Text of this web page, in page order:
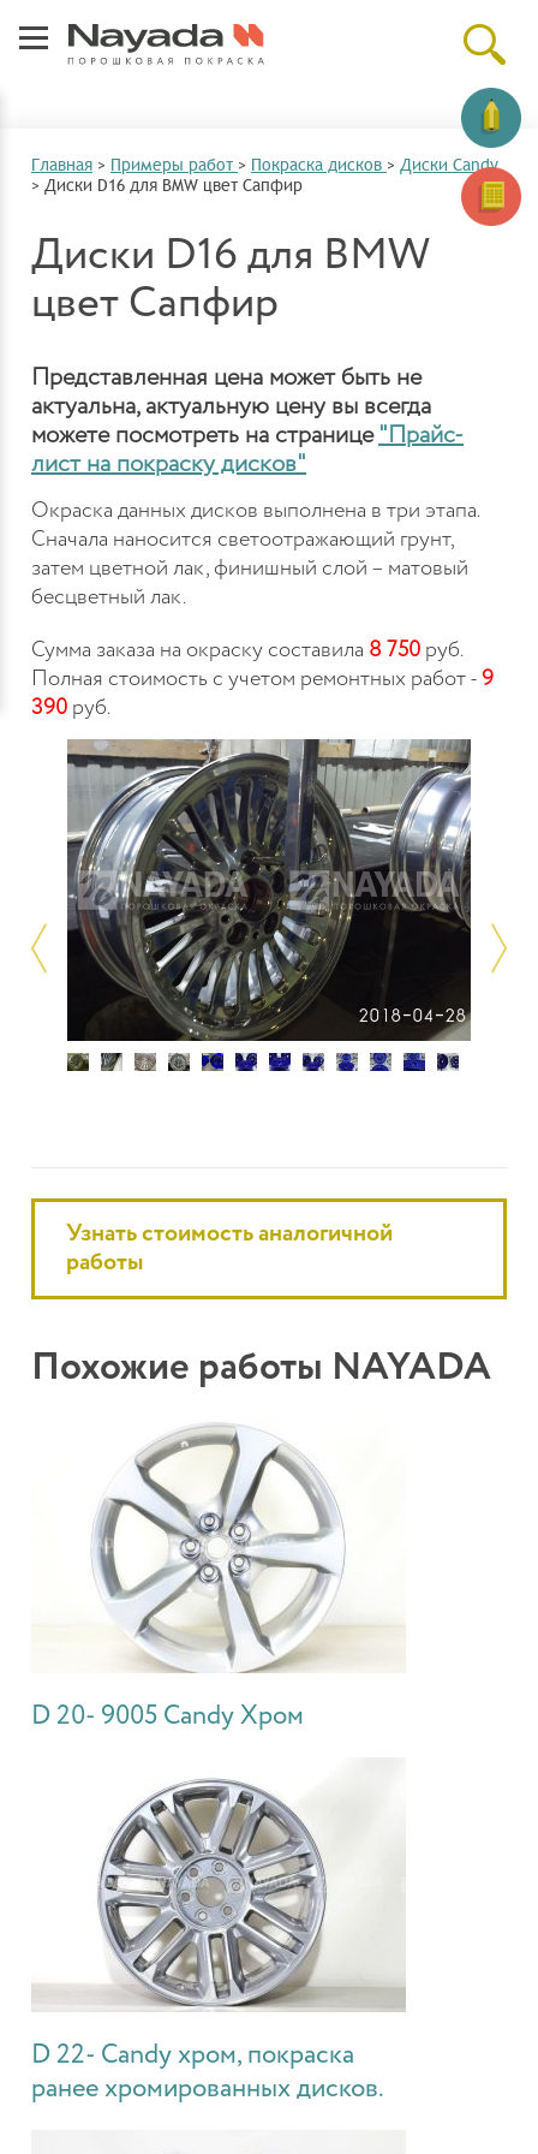
Главная > Примеры работ > Покраска дисков > Диски Candy
> Диски D16 для BMW цвет Сапфир
Диски D16 для BMW
цвет Сапфир
Представленная цена может быть не
актуальна, актуальную цену вы всегда
можете посмотреть на странице "Прайс-
лист на покраску дисков"
Окраска данных дисков выполнена в три этапа.
Сначала наносится светоотражающий грунт,
затем цветной лак, финишный слой – матовый
бесцветный лак.
Сумма заказа на окраску составила 8 750 руб.
Полная стоимость с учетом ремонтных работ - 9
390 руб.
Узнать стоимость аналогичной
работы
Похожие работы NAYADA
D 20- 9005 Candy Хром
D 22- Candy хром, покраска
ранее хромированных дисков.